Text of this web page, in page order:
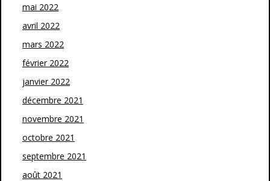
mai 2022
avril 2022
mars 2022
février 2022
janvier 2022
décembre 2021
novembre 2021
octobre 2021
septembre 2021
août 2021